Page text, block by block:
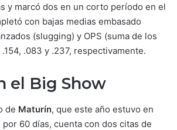
y marcó dos en un corto período en el
con bajas medias embasado
(slugging) y OPS (suma de los
.083 y .237, respectivamente.
el Big Show
de Maturín, que este año estuvo en
60 días, cuenta con dos citas de